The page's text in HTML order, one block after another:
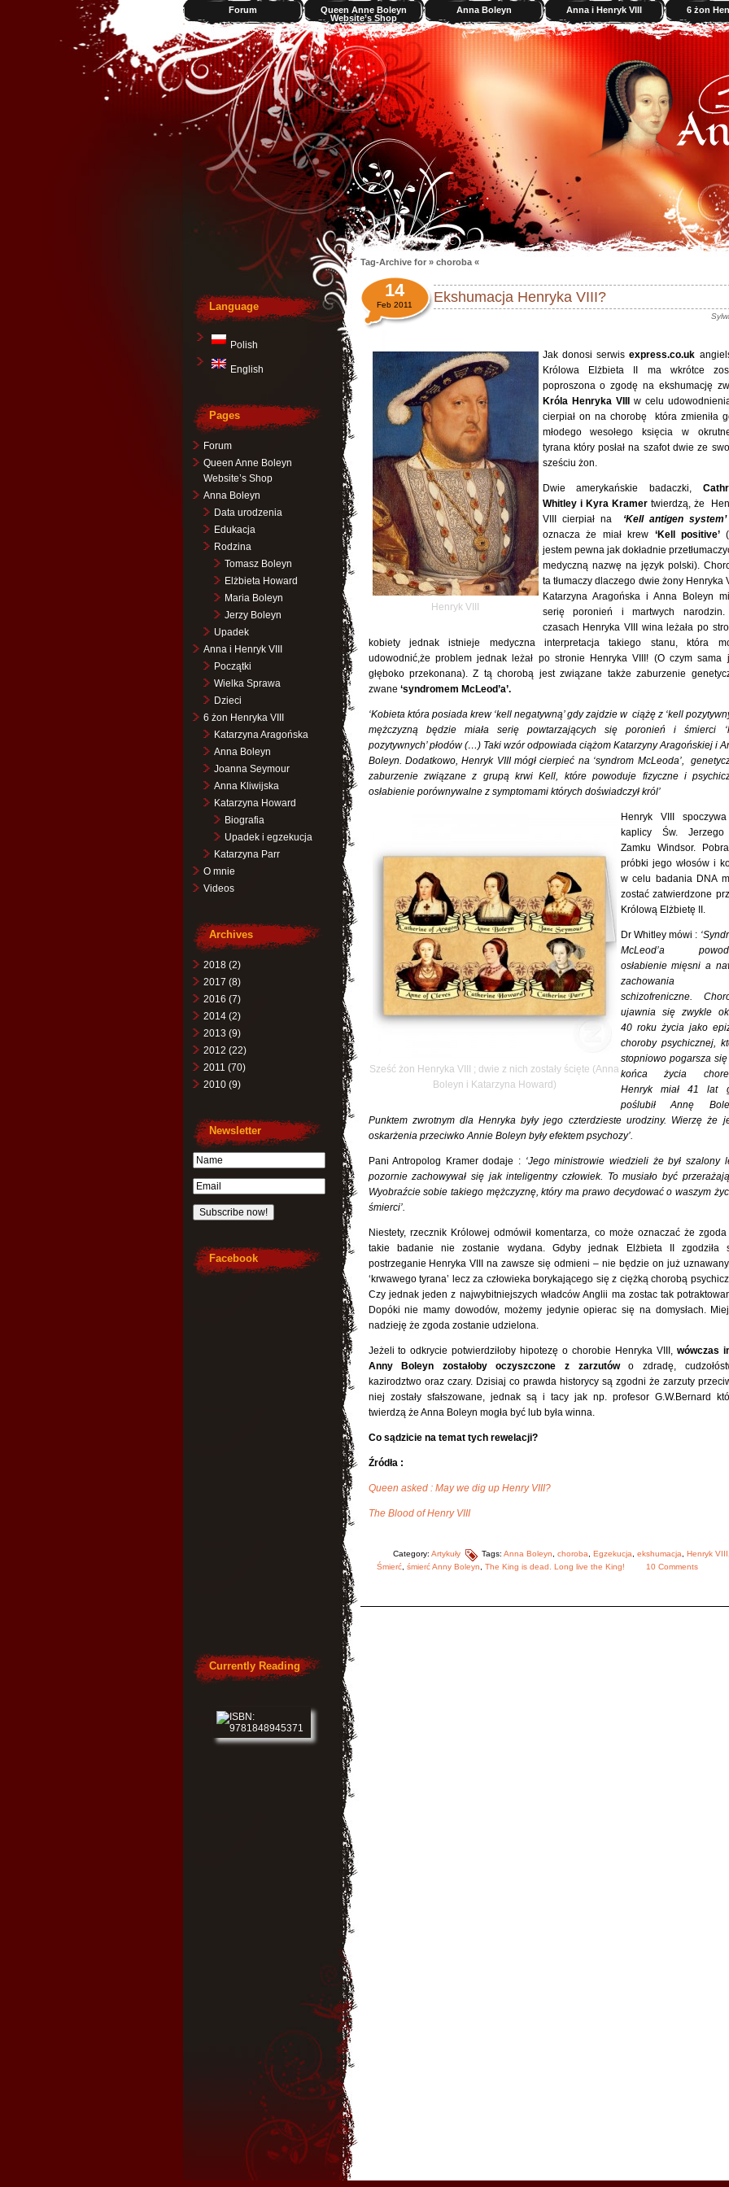
Forum
Queen Anne Boleyn
Website’s Shop
Anna Boleyn Anna i Henryk VIII 6 żon
Videos
Tag-Archive for » choroba «
Ekshumacja Henryka VIII?
14
Feb 2011
Henryk VIII
Jak donosi serwisexpress.co.uk
Królowa Elżbieta II ma wkrótce
poproszona o zgodę na ekshumację
Króla Henryka VIII
w celu
cierpiał on na chorobę która zmieniła
młodego wesołego księcia w
tyrana który posłał na szafot dwie ze
sześciu żon.
Dwie amerykańskie badaczki,
Whitley i Kyra Kramertwierdzą, że
VIII cierpiał na
‘Kell antigen system’
oznacza że miał krew ‘Kell positive’
jestem pewna jak dokładnie
medyczną nazwę na język polski).
ta tłumaczy dlaczego dwie żony Henryka
Katarzyna Aragońska i Anna Boleyn
serię poronień i martwych
czasach Henryka VIII wina leżała po
kobiety jednak istnieje medyczna interpretacja takiego stanu, która
udowodnić,że problem jednak leżał po stronie Henryka VIII! (O czym sama
głęboko przekonana). Z tą chorobą jest związane także zaburzenie
zwane ‘syndromem McLeod’a’.
‘Kobieta która posiada krew ‘kell negatywną’ gdy zajdzie w ciążę z ‘kell
mężczyzną będzie miała serię powtarzających się poronień i śmierci
pozytywnych’ płodów (…) Taki wzór odpowiada ciążom Katarzyny Aragońskiej i
Boleyn. Dodatkowo, Henryk VIII mógł cierpieć na ‘syndrom McLeoda’,
zaburzenie związane z grupą krwi Kell, które powoduje fizyczne i
osłabienie porównywalne z symptomami których doświadczył król’
Sześć żon Henryka VIII ; dwie z nich zostały ścięte (Anna
Boleyn i Katarzyna Howard)
Henryk VIII
kaplicy Św.
Zamku Windsor.
próbki jego włosów i
w celu badania DNA
zostać zatwierdzone
Królową Elżbietę II.
Dr Whitley mówi :
McLeod’a
osłabienie mięsni a
zachowania
schizofreniczne.
ujawnia się zwykle
40 roku życia jako
choroby psychicznej,
stopniowo pogarsza
końca życia
Henryk miał 41 lat
poślubił Annę
Punktem zwrotnym dla Henryka były jego czterdzieste urodziny. Wierzę że
oskarżenia przeciwko Annie Boleyn były efektem psychozy’.
Pani Antropolog Kramer dodaje : ‘Jego ministrowie wiedzieli że był szalony
pozornie zachowywał się jak inteligentny człowiek. To musiało być
Wyobraźcie sobie takiego mężczyznę, który ma prawo decydować o waszym
śmierci’.
Niestety, rzecznik Królowej odmówił komentarza, co może oznaczać że
takie badanie nie zostanie wydana. Gdyby jednak Elżbieta II zgodziła
postrzeganie Henryka VIII na zawsze się odmieni – nie będzie on już
‘krwawego tyrana’ lecz za człowieka borykającego się z ciężką chorobą
Czy jednak jeden z najwybitniejszych władców Anglii ma zostac tak
Dopóki nie mamy dowodów, możemy jedynie opierac się na domysłach.
nadzieję że zgoda zostanie udzielona.
Jeżeli to odkrycie potwierdziłoby hipotezę o chorobie Henryka VIII, wówczas
Anny Boleyn zostałoby oczyszczone z zarzutówo zdradę,
kazirodztwo oraz czary. Dzisiaj co prawda historycy są zgodni że zarzuty
niej zostały sfałszowane, jednak są i tacy jak np. profesor G.W.Bernard
twierdzą że Anna Boleyn mogła być lub była winna.
Co sądzicie na temat tych rewelacji?
Źródła :
Queen asked : May we dig up Henry VIII?
The Blood of Henry VIII
Category: Artykuły Tags: Anna Boleyn choroba Egzekucja ekshumacja Henryk VIII
Śmierć, śmierć Anny Boleyn The King is dead. Long live the King! 10 Comments
Language
Polish
English
Pages
Forum
Queen Anne Boleyn
Website’s Shop
Anna Boleyn
Data urodzenia
Edukacja
Rodzina
Tomasz Boleyn
Elżbieta Howard
Maria Boleyn
Jerzy Boleyn
Upadek
Anna i Henryk VIII
Początki
Wielka Sprawa
Dzieci
6 żon Henryka VIII
Katarzyna Aragońska
Anna Boleyn
Joanna Seymour
Anna Kliwijska
Katarzyna Howard
Biografia
Upadek i egzekucja
Katarzyna Parr
O mnie
Videos
Archives
2018 (2)
2017 (8)
2016 (7)
2014 (2)
2013 (9)
2012 (22)
2011 (70)
2010 (9)
Newsletter
Facebook
Currently Reading